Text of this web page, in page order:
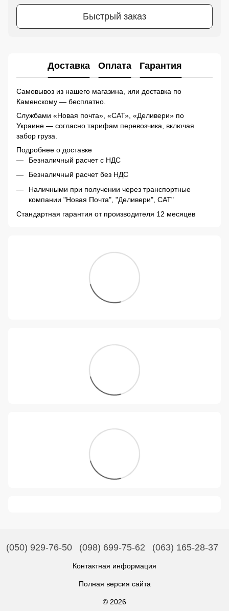
Быстрый заказ
Доставка Оплата Гарантия
Самовывоз из нашего магазина, или доставка по
Каменскому — бесплатно.
Службами «Новая почта», «САТ», «Деливери» по
Украине — согласно тарифам перевозчика, включая
забор груза.
Подробнее о доставке
Безналичный расчет с НДС
Безналичный расчет без НДС
Наличными при получении через транспортные
компании "Новая Почта", "Деливери", САТ"
Стандартная гарантия от производителя 12 месяцев
(050) 929-76-50 (098) 699-75-62 (063) 165-28-37
Контактная информация
Полная версия сайта
© 2026